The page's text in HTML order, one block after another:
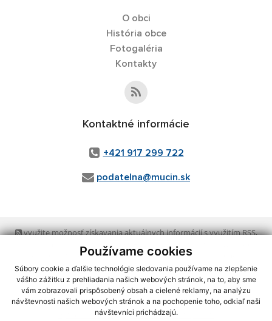
Používame cookies
Súbory cookie a ďalšie technológie sledovania používame na zlepšenie
vášho zážitku z prehliadania našich webových stránok, na to, aby sme
vám zobrazovali prispôsobený obsah a cielené reklamy, na analýzu
návštevnosti našich webových stránok a na pochopenie toho, odkiaľ naši
návštevníci prichádzajú.
O obci
História obce
Fotogaléria
Kontakty
Kontaktné informácie
+421 917 299 722
podatelna@mucin.sk
využite možnosť získavania aktuálnych informácií s využitím RSS,
CMS systém (redakčný) systém ECHELON 2, Mapa stránok
webex.digital, s.r.o.,domény,registrácia domény
spoločnosť webex.digital, s.r.o.,technický prevádzkovateľ
Posledná aktualizácia:07.08.2026
Vytlačiť stránku|Vyhlásenie o prístupnosti